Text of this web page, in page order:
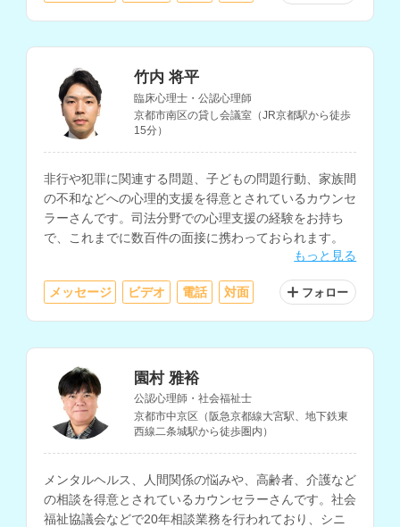
竹内 将平
臨床心理士・公認心理師
京都市南区の貸し会議室（JR京都駅から徒歩
15分）
非行や犯罪に関連する問題、子どもの問題行動、家族間
の不和などへの心理的支援を得意とされているカウンセ
ラーさんです。司法分野での心理支援の経験をお持ち
で、これまでに数百件の面接に携わっておられます。
もっと見る
メッセージ ビデオ 電話 対面 フォロー
園村 雅裕
公認心理師・社会福祉士
京都市中京区（阪急京都線大宮駅、地下鉄東
西線二条城駅から徒歩圏内）
メンタルヘルス、人間関係の悩みや、高齢者、介護など
の相談を得意とされているカウンセラーさんです。社会
福祉協議会などで20年相談業務を行われており、シニ